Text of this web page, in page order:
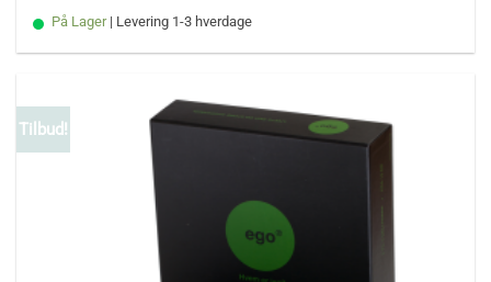
På Lager | Levering 1-3 hverdage
Tilbud!